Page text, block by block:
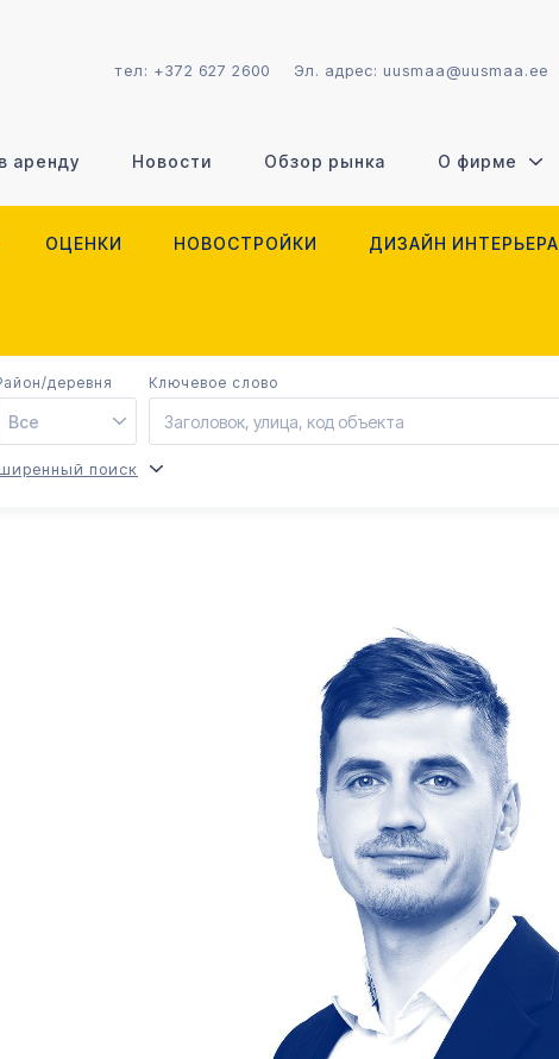
тел: +372 627 2600 Эл. адрес: uusmaa@uusmaa.ee
аренду Новости Обзор рынка О фирме
ОЦЕНКИ НОВОСТРОЙКИ ДИЗАЙН ИНТЕРЬЕРА
деревня
Все
Ключевое слово
поиск